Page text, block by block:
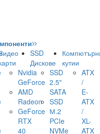
Nvidia
GeForce
AMD
Radeon
GeForce
RTX
40
SSD
Дискове
SSD
2.5"
SATA
SSD
М.2
PCIe
NVMe
кутии
ATX
/
E-
ATX
/
XL-
ATX